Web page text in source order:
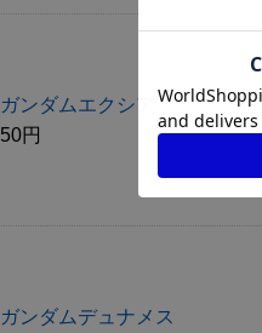
ガンダムエクシア
50円
ガンダムデュナメス